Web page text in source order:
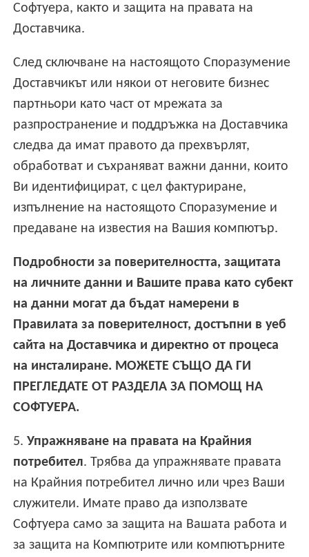
Софтуера, както и защита на правата на
Доставчика.
След сключване на настоящото Споразумение
Доставчикът или някои от неговите бизнес
партньори като част от мрежата за
разпространение и поддръжка на Доставчика
следва да имат правото да прехвърлят,
обработват и съхраняват важни данни, които
Ви идентифицират, с цел фактуриране,
изпълнение на настоящото Споразумение и
предаване на известия на Вашия компютър.
Подробности за поверителността, защитата
на личните данни и Вашите права като субект
на данни могат да бъдат намерени в
Правилата за поверителност, достъпни в уеб
сайта на Доставчика и директно от процеса
на инсталиране. МОЖЕТЕ СЪЩО ДА ГИ
ПРЕГЛЕДАТЕ ОТ РАЗДЕЛА ЗА ПОМОЩ НА
СОФТУЕРА.
5.Упражняване на правата на Крайния
потребител. Трябва да упражнявате правата
на Крайния потребител лично или чрез Ваши
служители. Имате право да използвате
Софтуера само за защита на Вашата работа и
за защита на Компютрите или компютърните